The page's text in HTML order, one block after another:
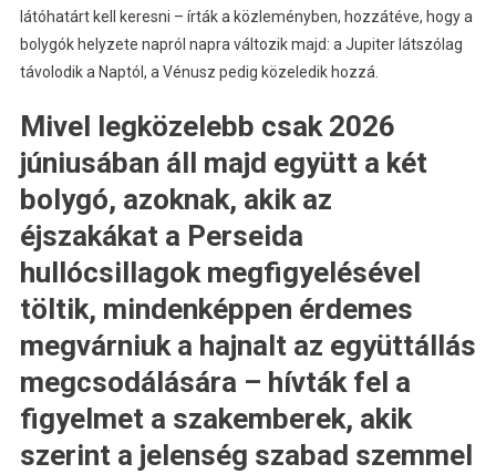
látóhatárt kell keresni – írták a közleményben, hozzátéve, hogy a
bolygók helyzete napról napra változik majd: a Jupiter látszólag
távolodik a Naptól, a Vénusz pedig közeledik hozzá.
Mivel legközelebb csak 2026
júniusában áll majd együtt a két
bolygó, azoknak, akik az
éjszakákat a Perseida
hullócsillagok megfigyelésével
töltik, mindenképpen érdemes
megvárniuk a hajnalt az együttállás
megcsodálására – hívták fel a
figyelmet a szakemberek, akik
szerint a jelenség szabad szemmel